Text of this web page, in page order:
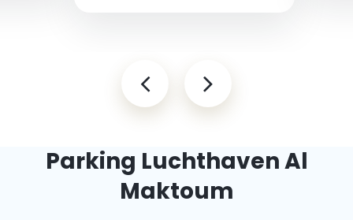
Parking Luchthaven Al
Maktoum